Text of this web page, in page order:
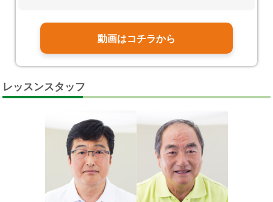
動画はコチラから
レッスンスタッフ